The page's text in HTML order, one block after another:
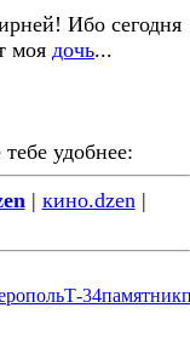
Ибо сегодня
моя дочь...
удобнее:
| кино.dzen|
Т-34памятник